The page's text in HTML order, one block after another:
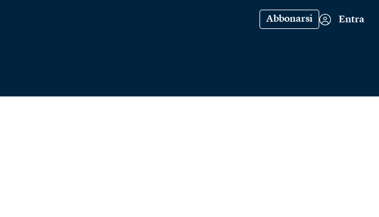
Abbonarsi Entra